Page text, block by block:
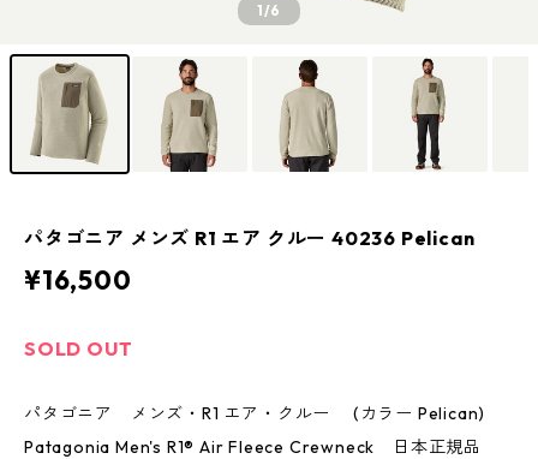
1/6
パタゴニア メンズ R1 エア クルー 40236 Pelican
¥16,500
SOLD OUT
パタゴニア メンズ・R1 エア・クルー (カラー Pelican)
Patagonia Men's R1® Air Fleece Crewneck 日本正規品